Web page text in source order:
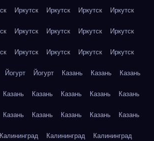
Иркутск Иркутск Иркутск Иркутск
Иркутск Иркутск Иркутск Иркутск
Иркутск Иркутск Иркутск Иркутск
Йогурт Йогурт Казань Казань Казань
Казань Казань Казань Казань Казань
Казань Казань Казань Казань Казань
Калининград Калининград Калининград